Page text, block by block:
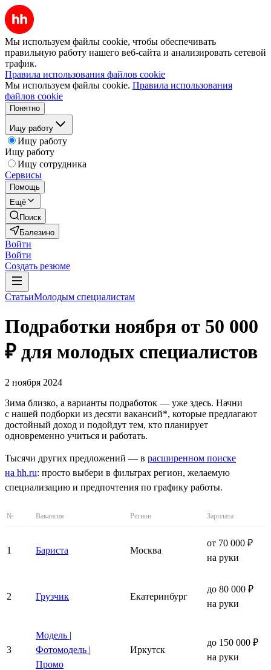
Мы используем файлы cookie, чтобы обеспечивать
правильную работу нашего веб-сайта и анализировать сетевой
трафик.
Правила использования файлов cookie
Мы используем файлы cookie. Правила использования
файлов cookie
Понятно
Ищу работу
Ищу работу
Ищу работу
Ищу сотрудника
Сервисы
Помощь
Ещё
Поиск
Балезино
Войти
Войти
Создать резюме
СтатьиМолодым специалистам
Подработки ноября от 50 000
₽ для молодых специалистов
2 ноября 2024
Зима близко, а варианты подработок — уже здесь. Начни
с нашей подборки из десяти вакансий*, которые предлагают
достойный доход и подойдут тем, кто планирует
одновременно учиться и работать.
Тысячи других предложений — в расширенном поиске
на hh.ru: просто выбери в фильтрах регион, желаемую
специализацию и предпочтения по графику работы.
№ Вакансия Регион Зарплата
1 Бариста Москва
от 70 000 ₽
на руки
2 Грузчик Екатеринбург
до 80 000 ₽
на руки
3
Модель |
Фотомодель |
Промо
Иркутск
до 150 000 ₽
на руки